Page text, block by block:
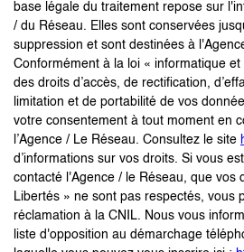
base légale du traitement repose sur
/ du Réseau. Elles sont conservées
suppression et sont destinées à
Conformément à la loi « informatique
des droits d’accès, de rectification,
limitation et de portabilité de vos
votre consentement à tout moment en
l’Agence / Le Réseau. Consultez le site
d’informations sur vos droits. Si vous
contacté l'Agence / le Réseau, que vos
Libertés » ne sont pas respectés, vous
réclamation à la CNIL. Nous vous
liste d'opposition au démarchage